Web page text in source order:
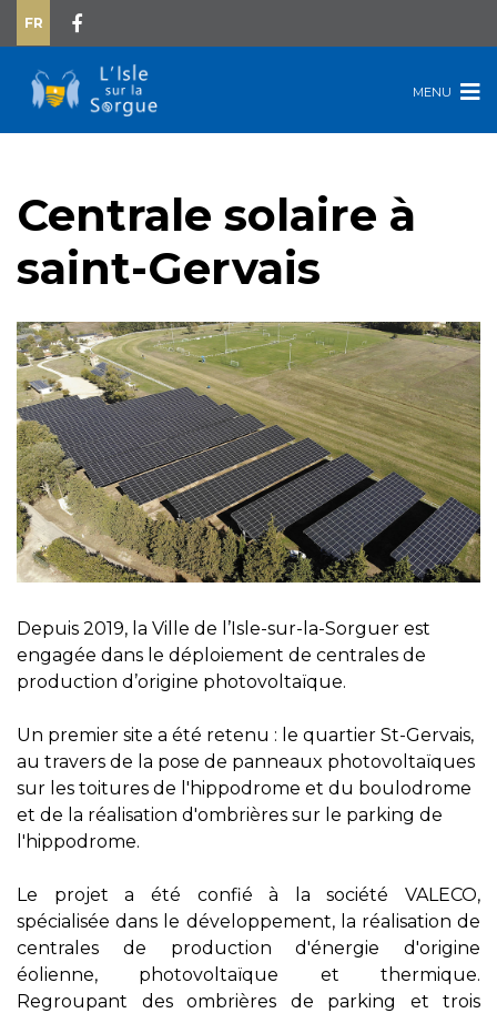
FR
MENU
Centrale solaire à
saint-Gervais
Depuis 2019, la Ville de l’Isle-sur-la-Sorguer est
engagée dans le déploiement de centrales de
production d’origine photovoltaïque.
Un premier site a été retenu : le quartier St-Gervais,
au travers de la pose de panneaux photovoltaïques
sur les toitures de l'hippodrome et du boulodrome
et de la réalisation d'ombrières sur le parking de
l'hippodrome.
Le projet a été confié à la société VALECO,
spécialisée dans le développement, la réalisation de
centrales de production d'énergie d'origine
éolienne, photovoltaïque et thermique.
Regroupant des ombrières de parking et trois